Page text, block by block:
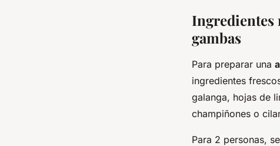
Ingredientes
gambas
Para preparar una
ingredientes
galanga, hojas de
champiñones o
Para 2 personas,